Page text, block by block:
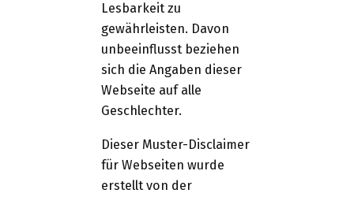
Lesbarkeit zu
gewährleisten. Davon
unbeeinflusst beziehen
sich die Angaben dieser
Webseite auf alle
Geschlechter.
Dieser Muster-Disclaimer
für Webseiten wurde
erstellt von der